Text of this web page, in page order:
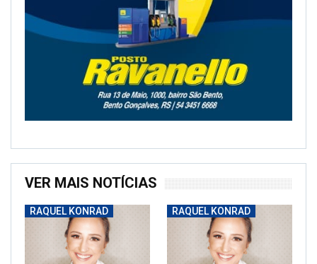
VER MAIS NOTÍCIAS
RAQUEL KONRAD RAQUEL KONRAD